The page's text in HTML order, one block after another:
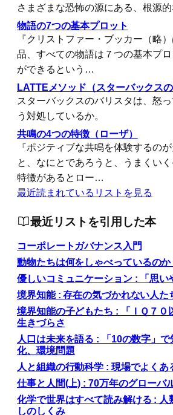
さまざまな恐怖の源にある、根源的
物語の7つの基本プロット
『クリストファー・ブッカー（略
品、すべての物語は７つの基本プ
ができるという…
LATTEメソッド（スターバックスの
スターバックスのバリスタは、怒
う対処しているか。
共鳴の4つの特徴（ローザ）
『ポジティブな共鳴を体験するの
と、なにとであろうと、うまくい
特徴があるとロー…
最近読まれているリストを見る
最近リストを引用した本
コーポレートガバナンス入門
動物たちは何をしゃべっているのか
優しいコミュニケーション : 「思い
境界知能 : 存在の気づかれない人た
境界知能の子どもたち : 「ＩＱ７０
生きづらさ
人口は未来を語る : 「10の数字」
化、環境問題
人と組織の行動科学 : 現場でよくあ
仕事と人間(上) : 70万年のグローバ
化学で世界はすべて読み解ける : 人
しのしくみ